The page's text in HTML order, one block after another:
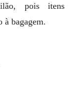
pois itens
à bagagem.